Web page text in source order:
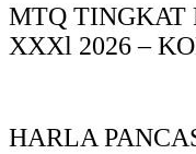
MTQ TINGKAT
XXXl 2026 –
HARLA